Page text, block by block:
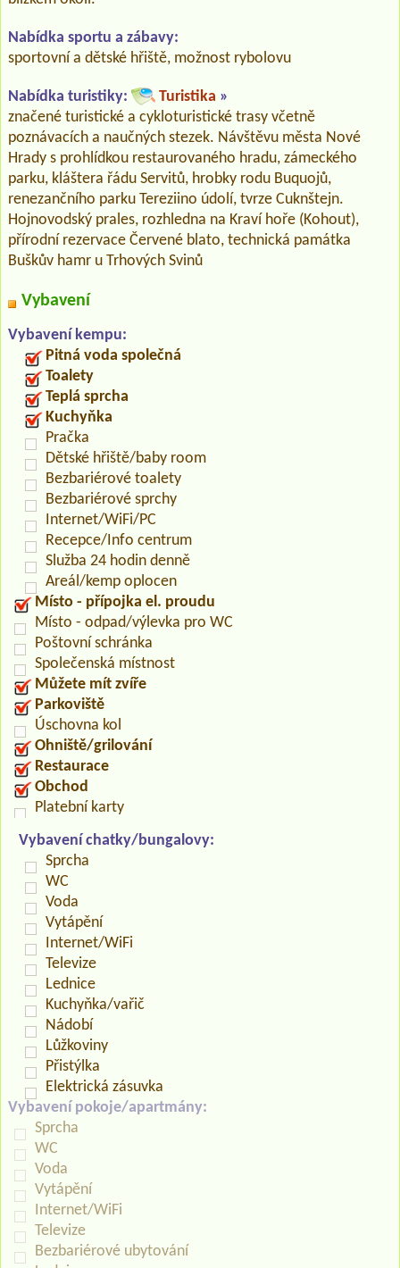
Nabídka sportu a zábavy:
sportovní a dětské hřiště, možnost rybolovu
Nabídka turistiky: Turistika »
značené turistické a cykloturistické trasy včetně
poznávacích a naučných stezek. Návštěvu města Nové
Hrady s prohlídkou restaurovaného hradu, zámeckého
parku, kláštera řádu Servitů, hrobky rodu Buquojů,
renezančního parku Tereziino údolí, tvrze Cuknštejn.
Hojnovodský prales, rozhledna na Kraví hoře (Kohout),
přírodní rezervace Červené blato, technická památka
Buškův hamr u Trhových Svinů
Vybavení
Vybavení kempu:
Pitná voda společná
Toalety
Teplá sprcha
Kuchyňka
Pračka
Dětské hřiště/baby room
Bezbariérové toalety
Bezbariérové sprchy
Internet/WiFi/PC
Recepce/Info centrum
Služba 24 hodin denně
Areál/kemp oplocen
Místo - přípojka el. proudu
Místo - odpad/výlevka pro WC
Poštovní schránka
Společenská místnost
Můžete mít zvíře
Parkoviště
Úschovna kol
Ohniště/grilování
Restaurace
Obchod
Platební karty
Vybavení chatky/bungalovy:
Sprcha
WC
Voda
Vytápění
Internet/WiFi
Televize
Lednice
Kuchyňka/vařič
Nádobí
Lůžkoviny
Přistýlka
Elektrická zásuvka
Vybavení pokoje/apartmány:
Sprcha
WC
Voda
Vytápění
Internet/WiFi
Televize
Bezbariérové ubytování